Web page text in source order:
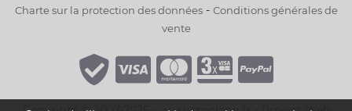
Charte sur la protection des données- Conditions générales de
vente